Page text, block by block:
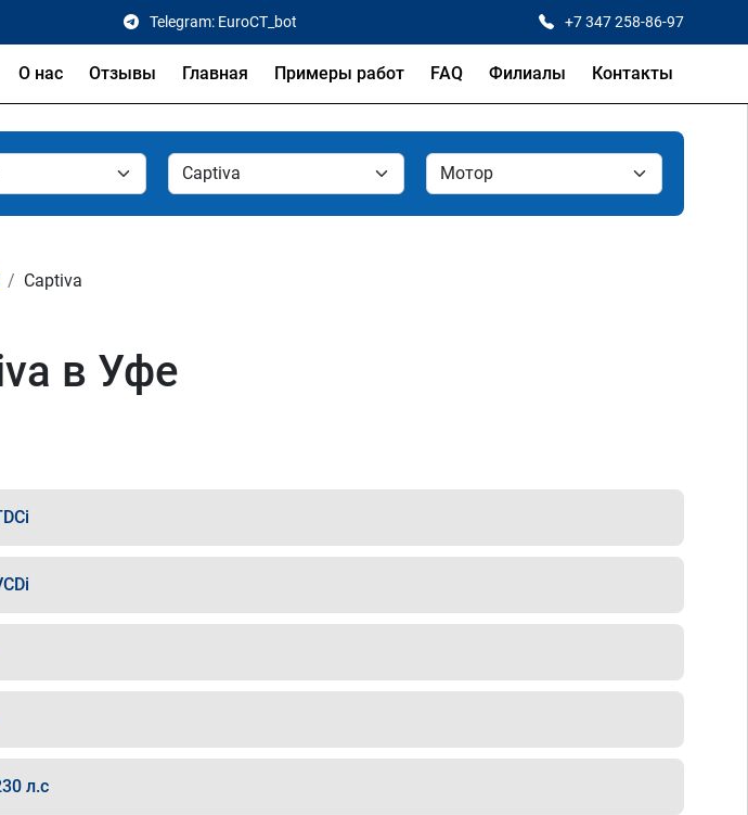
Telegram: EuroCT_bot +7 347 258-86-97
О нас Отзывы Главная Примеры работ FAQ Филиалы Контакты
Captiva
в Уфе
л.с